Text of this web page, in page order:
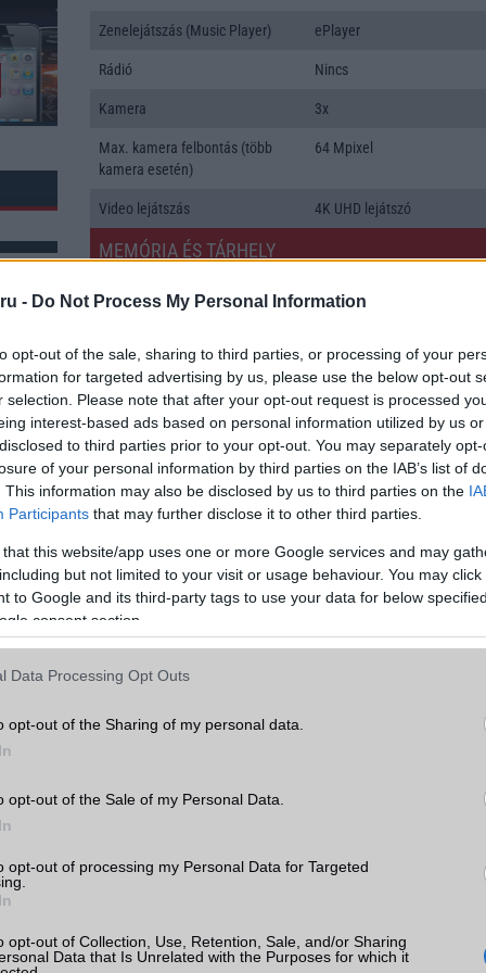
- Do Not Process My Personal Information
opt-out of the sale, sharing to third parties, or processing of your
for targeted advertising by us, please use the below opt-out
selection. Please note that after your opt-out request is processed
interest-based ads based on personal information utilized by us
to third parties prior to your opt-out. You may separately
of your personal information by third parties on the IAB’s list of
This information may also be disclosed by us to third parties on the
Participants that may further disclose it to other third parties.
that this website/app uses one or more Google services and may
but not limited to your visit or usage behaviour. You may
to Google and its third-party tags to use your data for below
consent section.
Data Processing Opt Outs
opt-out of the Sharing of my personal data.
opt-out of the Sale of my Personal Data.
opt-out of processing my Personal Data for Targeted
opt-out of Collection, Use, Retention, Sale, and/or Sharing
Data that Is Unrelated with the Purposes for which it
1
Pro
Pro
Zenelejátszás (Music Player) ePlayer
Rádió Nincs
Kamera 3x
Max. kamera felbontás (több
kamera esetén)
64 Mpixel
Video lejátszás 4K UHD lejátszó
MEMÓRIA ÉS TÁRHELY
Telefonkönyv db dinamikus
Min. háttértár 256 GB
Memória bővíthetőség Nincs
ADATCSERE
GPRS Van
WAP 5HTML
MMS Nincs
Infraport
Bluetooth
Wi-Fi (alap)g/b
Wi-Fi HotSpot alap szolgáltatás